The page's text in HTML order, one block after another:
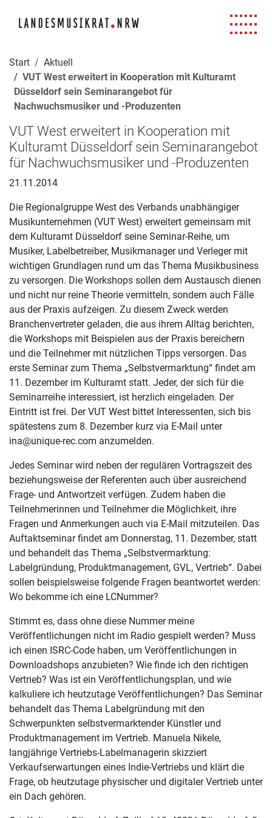
Start
Aktuell
VUT West erweitert in Kooperation mit Kulturamt
Düsseldorf sein Seminarangebot für
Nachwuchsmusiker und -Produzenten
VUT West erweitert in Kooperation mit
Kulturamt Düsseldorf sein Seminarangebot
für Nachwuchsmusiker und -Produzenten
21.11.2014
Die Regionalgruppe West des Verbands unabhängiger
Musikunternehmen (VUT West) erweitert gemeinsam mit
dem Kulturamt Düsseldorf seine Seminar-Reihe, um
Musiker, Labelbetreiber, Musikmanager und Verleger mit
wichtigen Grundlagen rund um das Thema Musikbusiness
zu versorgen. Die Workshops sollen dem Austausch dienen
und nicht nur reine Theorie vermitteln, sondern auch Fälle
aus der Praxis aufzeigen. Zu diesem Zweck werden
Branchenvertreter geladen, die aus ihrem Alltag berichten,
die Workshops mit Beispielen aus der Praxis bereichern
und die Teilnehmer mit nützlichen Tipps versorgen. Das
erste Seminar zum Thema „Selbstvermarktung“ findet am
11. Dezember im Kulturamt statt. Jeder, der sich für die
Seminarreihe interessiert, ist herzlich eingeladen. Der
Eintritt ist frei. Der VUT West bittet Interessenten, sich bis
spätestens zum 8. Dezember kurz via E-Mail unter
ina@unique-rec.com anzumelden.
Jedes Seminar wird neben der regulären Vortragszeit des
beziehungsweise der Referenten auch über ausreichend
Frage- und Antwortzeit verfügen. Zudem haben die
Teilnehmerinnen und Teilnehmer die Möglichkeit, ihre
Fragen und Anmerkungen auch via E-Mail mitzuteilen. Das
Auftaktseminar findet am Donnerstag, 11. Dezember, statt
und behandelt das Thema „Selbstvermarktung:
Labelgründung, Produktmanagement, GVL, Vertrieb“. Dabei
sollen beispielsweise folgende Fragen beantwortet werden:
Wo bekomme ich eine LCNummer?
Stimmt es, dass ohne diese Nummer meine
Veröffentlichungen nicht im Radio gespielt werden? Muss
ich einen ISRC-Code haben, um Veröffentlichungen in
Downloadshops anzubieten? Wie finde ich den richtigen
Vertrieb? Was ist ein Veröffentlichungsplan, und wie
kalkuliere ich heutzutage Veröffentlichungen? Das Seminar
behandelt das Thema Labelgründung mit den
Schwerpunkten selbstvermarktender Künstler und
Produktmanagement im Vertrieb. Manuela Nikele,
langjährige Vertriebs-Labelmanagerin skizziert
Verkaufserwartungen eines Indie-Vertriebs und klärt die
Frage, ob heutzutage physischer und digitaler Vertrieb unter
ein Dach gehören.